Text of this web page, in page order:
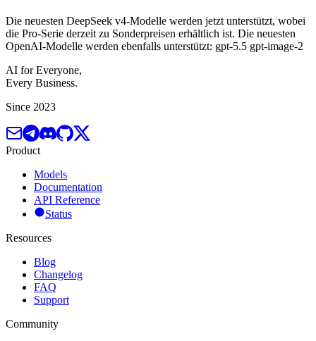
Die neuesten DeepSeek v4-Modelle werden jetzt unterstützt, wobei
die Pro-Serie derzeit zu Sonderpreisen erhältlich ist. Die neuesten
OpenAI-Modelle werden ebenfalls unterstützt: gpt-5.5 gpt-image-2
AI for Everyone,
Every Business.
Since 2023
Product
Models
Documentation
API Reference
Status
Resources
Blog
Changelog
FAQ
Support
Community